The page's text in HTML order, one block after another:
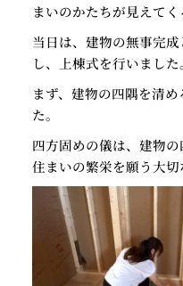
まいのかたちが見えてく
当日は、建物の無事完
し、上棟式を行いました。
まず、建物の四隅を清
た。
四方固めの儀は、建物
住まいの繁栄を願う大切